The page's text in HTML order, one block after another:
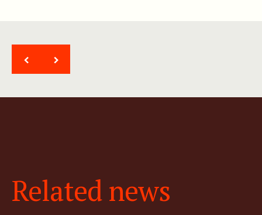
< >
Related news